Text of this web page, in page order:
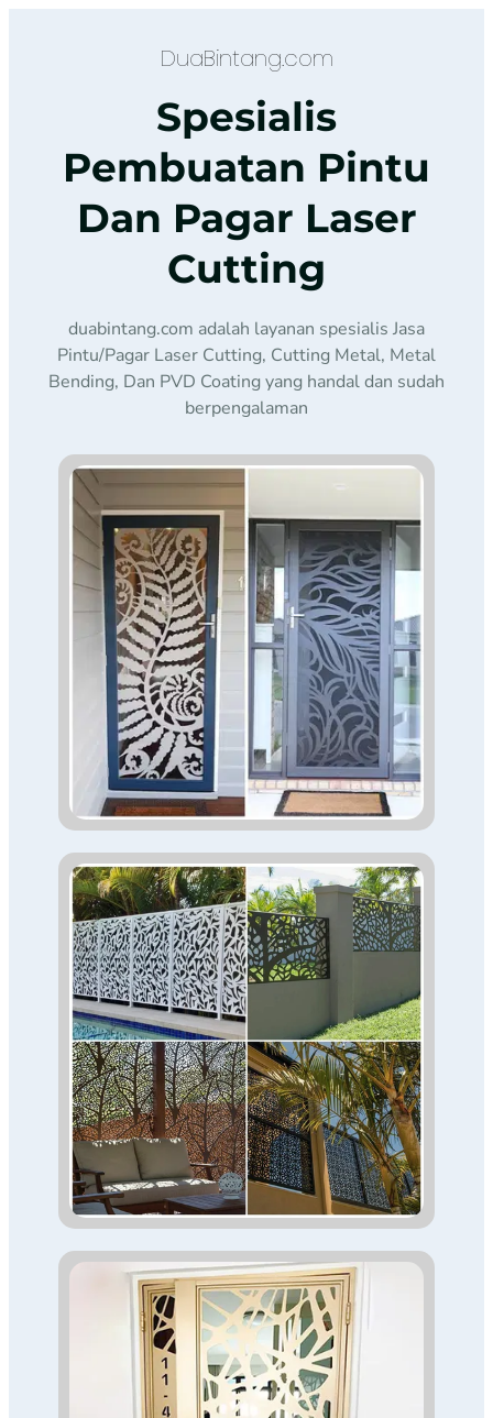
DuaBintang.com
Spesialis
Pembuatan Pintu
Dan Pagar Laser
Cutting
duabintang.com adalah layanan spesialis Jasa
Pintu/Pagar Laser Cutting, Cutting Metal, Metal
Bending, Dan PVD Coating yang handal dan sudah
berpengalaman